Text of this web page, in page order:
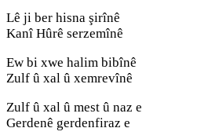
Lê ji ber hisna şirînê
Kanî Hûrê serzemînê
Ew bi xwe halim bibînê
Zulf û xal û xemrevînê
Zulf û xal û mest û naz e
Gerdenê gerdenfiraz e